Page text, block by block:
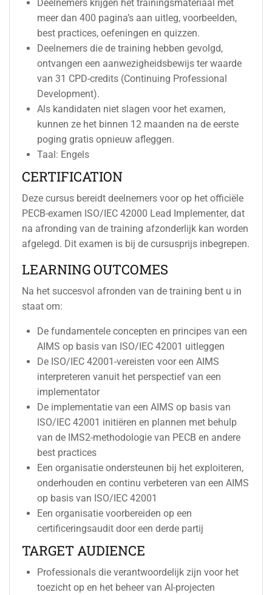
Deelnemers krijgen het trainingsmateriaal met
meer dan 400 pagina’s aan uitleg, voorbeelden,
best practices, oefeningen en quizzen.
Deelnemers die de training hebben gevolgd,
ontvangen een aanwezigheidsbewijs ter waarde
van 31 CPD-credits (Continuing Professional
Development).
Als kandidaten niet slagen voor het examen,
kunnen ze het binnen 12 maanden na de eerste
poging gratis opnieuw afleggen.
Taal: Engels
CERTIFICATION
Deze cursus bereidt deelnemers voor op het officiële
PECB-examen ISO/IEC 42000 Lead Implementer, dat
na afronding van de training afzonderlijk kan worden
afgelegd. Dit examen is bij de cursusprijs inbegrepen.
LEARNING OUTCOMES
Na het succesvol afronden van de training bent u in
staat om:
De fundamentele concepten en principes van een
AIMS op basis van ISO/IEC 42001 uitleggen
De ISO/IEC 42001-vereisten voor een AIMS
interpreteren vanuit het perspectief van een
implementator
De implementatie van een AIMS op basis van
ISO/IEC 42001 initiëren en plannen met behulp
van de IMS2-methodologie van PECB en andere
best practices
Een organisatie ondersteunen bij het exploiteren,
onderhouden en continu verbeteren van een AIMS
op basis van ISO/IEC 42001
Een organisatie voorbereiden op een
certificeringsaudit door een derde partij
TARGET AUDIENCE
Professionals die verantwoordelijk zijn voor het
toezicht op en het beheer van AI-projecten